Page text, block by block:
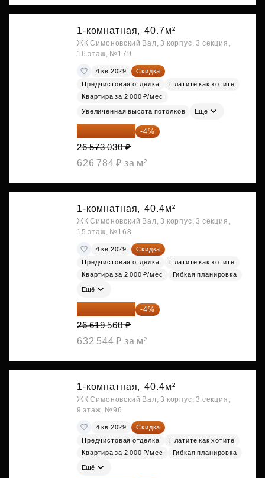
1-комнатная, 40.7м²
ЖК Симоновский Вал, 3 корпус, 3 секция,
16 этаж, №179
4 кв 2029
Скидка
Предчистовая отделка
Платите как хотите
Квартира за 2 000 ₽/мес
Увеличенная высота потолков Ещё
25 510 109 ₽ -4%
26 573 030 ₽
626 784 ₽ за м²
1-комнатная, 40.4м²
ЖК Симоновский Вал, 3 корпус, 3 секция,
15 этаж, №168
4 кв 2029
Скидка
Предчистовая отделка
Платите как хотите
Квартира за 2 000 ₽/мес
Гибкая планировка
Ещё
25 554 778 ₽ -4%
26 619 560 ₽
632 544 ₽ за м²
1-комнатная, 40.4м²
ЖК Симоновский Вал, 3 корпус, 3 секция,
9 этаж, №96
4 кв 2029
Скидка
Предчистовая отделка
Платите как хотите
Квартира за 2 000 ₽/мес
Гибкая планировка
Ещё